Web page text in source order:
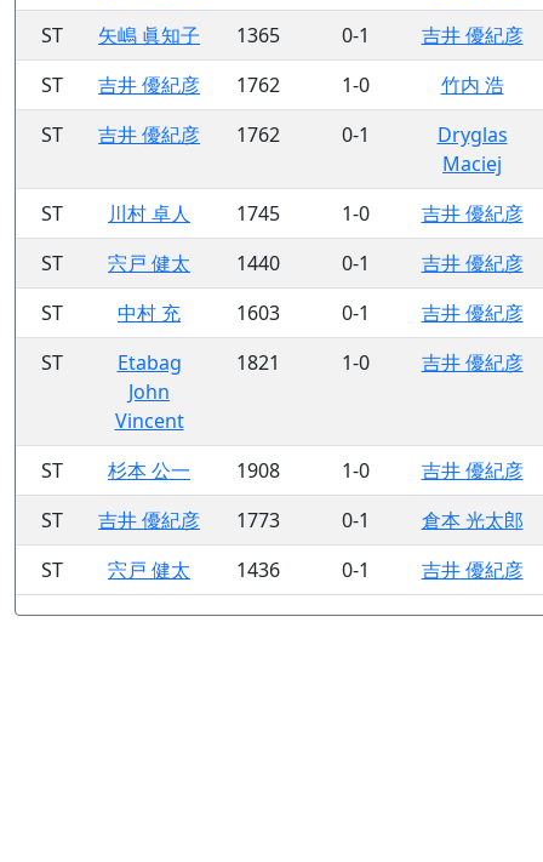
ST
矢嶋 眞知子 1365 0-1
吉井 優紀彦
ST
吉井 優紀彦 1762 1-0
竹内 浩
ST
吉井 優紀彦 1762 0-1
Dryglas
Maciej
ST
川村 卓人 1745 1-0
吉井 優紀彦
ST
宍戸 健太 1440 0-1
吉井 優紀彦
ST
中村 充 1603 0-1
吉井 優紀彦
ST
Etabag
John
Vincent
1821 1-0 吉井 優紀彦
ST 杉本 公一 1908 1-0
吉井 優紀彦
ST
吉井 優紀彦 1773 0-1
倉本 光太郎
ST
宍戸 健太 1436 0-1 吉井 優紀彦